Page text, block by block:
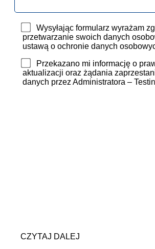
Wysyłając formularz wyrażam
przetwarzanie swoich danych
ustawą o ochronie danych
Przekazano mi informację o
aktualizacji oraz żądania
danych przez Administratora – Testin
CZYTAJ DALEJ